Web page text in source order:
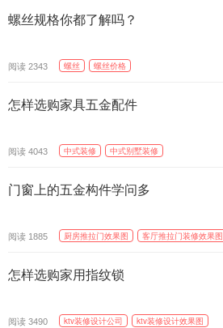
螺丝规格你都了解吗？
阅读 2343 螺丝 螺丝价格
怎样选购家具五金配件
阅读 4043 中式装修 中式别墅装修
门窗上的五金构件学问多
阅读 1885 厨房推拉门效果图 客厅推拉门装修效果图
怎样选购家用指纹锁
阅读 3490 ktv装修设计公司 ktv装修设计效果图